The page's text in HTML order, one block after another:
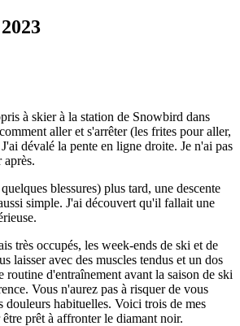
à skier à la station de Snowbird dans
aller et s'arrêter (les frites pour aller,
dévalé la pente en ligne droite. Je n'ai pas
après.
blessures) plus tard, une descente
simple. J'ai découvert qu'il fallait une
très occupés, les week-ends de ski et de
laisser avec des muscles tendus et un dos
d'entraînement avant la saison de ski
Vous n'aurez pas à risquer de vous
douleurs habituelles. Voici trois de mes
prêt à affronter le diamant noir.